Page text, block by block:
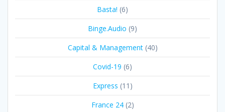
Basta! (6)
Binge.Audio (9)
Capital & Management(40)
Covid-19 (6)
Express (11)
France 24(2)